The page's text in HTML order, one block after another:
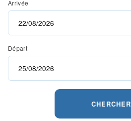
Arrivée
Départ
CHERCHER